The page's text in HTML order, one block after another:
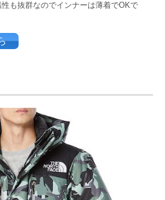
も抜群なのでインナーは薄着でOKで